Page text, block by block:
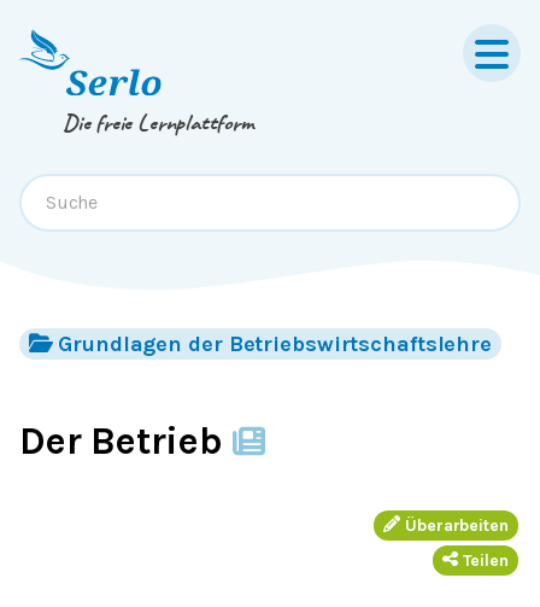
Springe zum
Die freie Lernplattform
Grundlagen der Betriebswirtschaftslehre
Der Betrieb
Überarbeiten
Teilen